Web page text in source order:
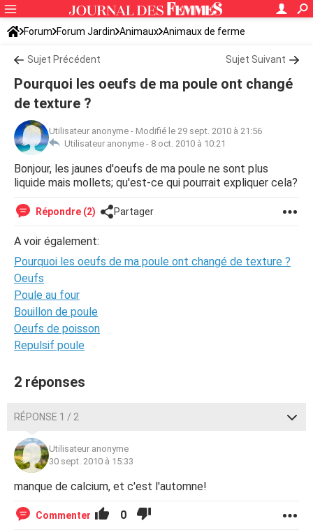
Forum Forum Jardin Animaux Animaux de ferme
Sujet Précédent Sujet Suivant
Pourquoi les oeufs de ma poule ont changé
de texture ?
Utilisateur anonyme - Modifié le 29 sept. 2010 à 21:56
Utilisateur anonyme - 8 oct. 2010 à 10:21
Bonjour, les jaunes d'oeufs de ma poule ne sont plus
liquide mais mollets; qu'est-ce qui pourrait expliquer cela?
Répondre (2) Partager
A voir également:
Pourquoi les oeufs de ma poule ont changé de texture ?
Oeufs
Poule au four
Bouillon de poule
Oeufs de poisson
Repulsif poule
2 réponses
RÉPONSE 1 / 2
Utilisateur anonyme
30 sept. 2010 à 15:33
manque de calcium, et c'est l'automne!
Commenter 0